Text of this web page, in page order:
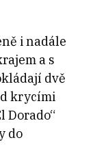
i nadále
a s
dvě
krycími
Dorado“
do